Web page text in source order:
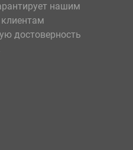
нашим
достоверность